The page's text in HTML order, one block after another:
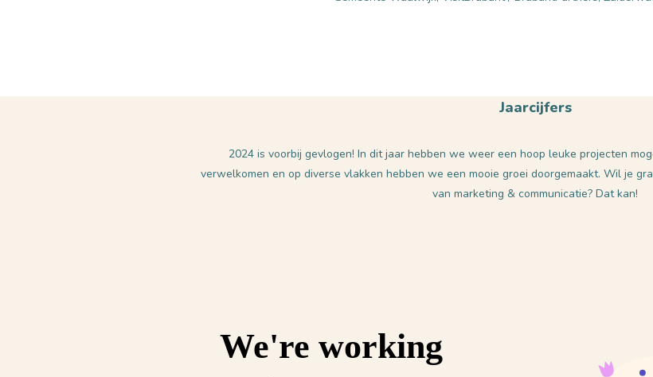
Jaarcijfers
2024 is voorbij gevlogen! In dit jaar hebben we weer een hoop leuke projecten
verwelkomen en op diverse vlakken hebben we een mooie groei doorgemaakt. Wil je
van marketing & communicatie? Dat kan!